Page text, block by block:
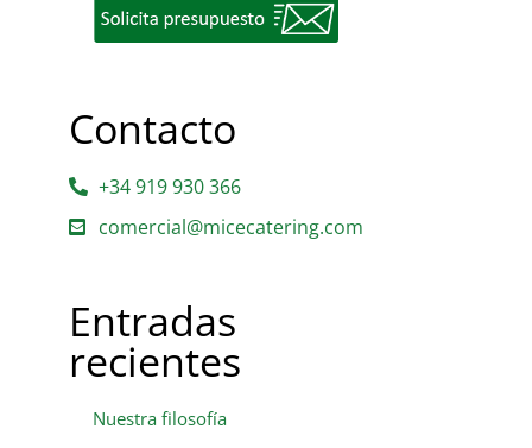
Contacto
+34 919 930 366
comercial@micecatering.com
Entradas
recientes
Nuestra filosofía